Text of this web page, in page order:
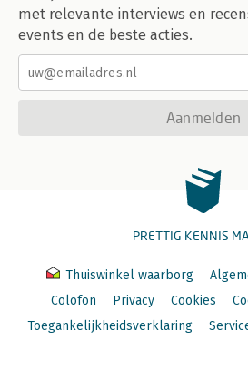
met relevante interviews en
events en de beste acties.
Aanmelden
PRETTIG KENNIS
Thuiswinkel waarborg
Colofon
Privacy Cookies
Toegankelijkheidsverklaring